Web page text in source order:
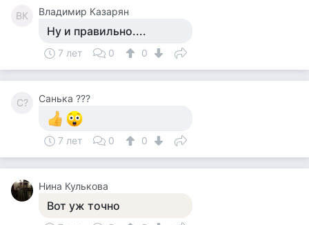
ВК Владимир Казарян
Ну и правильно....
7 лет 0 0
С? Санька ???
7 лет 0 0
Нина Кулькова
Вот уж точно